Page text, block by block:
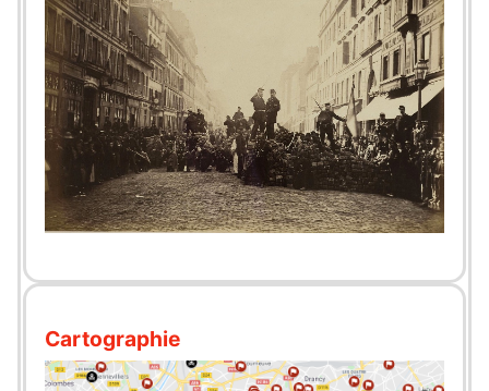
Cartographie